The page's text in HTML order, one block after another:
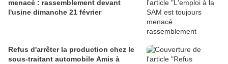
menacé : rassemblement devant
l'usine dimanche 21 février
Refus d'arrêter la production chez le
sous-traitant automobile Amis à